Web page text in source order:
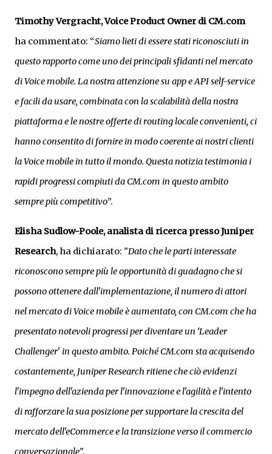
Timothy Vergracht, Voice Product Owner di CM.com
ha commentato: “Siamo lieti di essere stati riconosciuti in
questo rapporto come uno dei principali sfidanti nel mercato
di Voice mobile. La nostra attenzione su app e API self-service
e facili da usare, combinata con la scalabilità della nostra
piattaforma e le nostre offerte di routing locale convenienti, ci
hanno consentito di fornire in modo coerente ai nostri clienti
la Voice mobile in tutto il mondo. Questa notizia testimonia i
rapidi progressi compiuti da CM.com in questo ambito
sempre più competitivo”.
Elisha Sudlow-Poole, analista di ricerca presso Juniper
Research, ha dichiarato: "Dato che le parti interessate
riconoscono sempre più le opportunità di guadagno che si
possono ottenere dall'implementazione, il numero di attori
nel mercato di Voice mobile è aumentato, con CM.com che ha
presentato notevoli progressi per diventare un ‘Leader
Challenger' in questo ambito. Poiché CM.com sta acquisendo
costantemente, Juniper Research ritiene che ciò evidenzi
l'impegno dell'azienda per l'innovazione e l'agilità e l'intento
di rafforzare la sua posizione per supportare la crescita del
mercato dell'eCommerce e la transizione verso il commercio
conversazionale".